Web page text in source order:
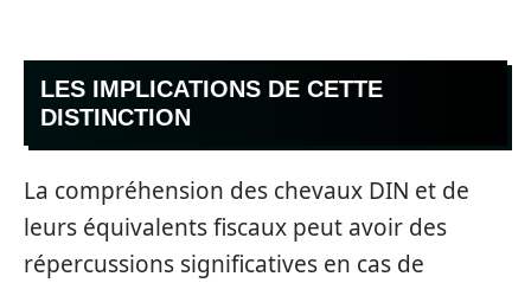
LES IMPLICATIONS DE CETTE
DISTINCTION
La compréhension des chevaux DIN et de
leurs équivalents fiscaux peut avoir des
répercussions significatives en cas de